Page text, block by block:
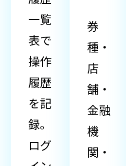
一覧
表で
操作
履歴
を記
録。
ログ
券
種・
店
舗・
金融
機
関・